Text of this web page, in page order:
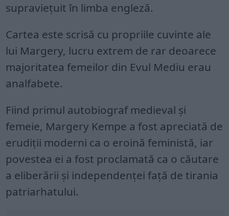
supraviețuit în limba engleză.
Cartea este scrisă cu propriile cuvinte ale
lui Margery, lucru extrem de rar deoarece
majoritatea femeilor din Evul Mediu erau
analfabete.
Fiind primul autobiograf medieval și
femeie, Margery Kempe a fost apreciată de
erudiții moderni ca o eroină feministă, iar
povestea ei a fost proclamată ca o căutare
a eliberării și independenței față de tirania
patriarhatului.